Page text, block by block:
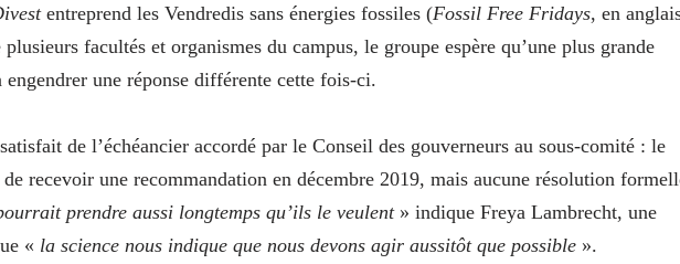
entreprend les Vendredis sans énergies fossiles (Fossil Free Fridays, en
facultés et organismes du campus, le groupe espère qu’une plus grande
engendrer une réponse différente cette fois-ci.
de l’échéancier accordé par le Conseil des gouverneurs au sous-comité : le
recevoir une recommandation en décembre 2019, mais aucune résolution
prendre aussi longtemps qu’ils le veulent» indique Freya Lambrecht, une
« la science nous indique que nous devons agir aussitôt que possible ».